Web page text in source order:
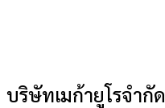
บริษัทเมก้ายูโรจำกัด